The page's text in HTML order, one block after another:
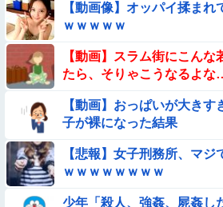
【動画】美女さん、公衆の面前で男根
【画像】女さん「彼氏が強制わいせつ
来た」ﾊﾟｼｬｯ
【画像】地味顔女子さん、ノリノリで
ｗｗｗｗｗ
【動画】ロシアの少年、姉（14）の水
ｗｗｗｗｗ
【動画像】オッパイ揉ま
ｗｗｗｗｗ
【動画】スラム街にこん
たら、そりゃこうなるよな
【動画】おっぱいが大き
子が裸になった結果
【悲報】女子刑務所、マ
ｗｗｗｗｗｗｗｗ
少年「殺人、強姦、屍姦し
Sponsored Link